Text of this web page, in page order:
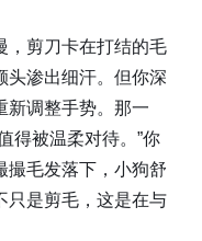
，剪刀卡在打结的毛
头渗出细汗。但你深
新调整手势。那一
得被温柔对待。”你
撮毛发落下，小狗舒
只是剪毛，这是在与